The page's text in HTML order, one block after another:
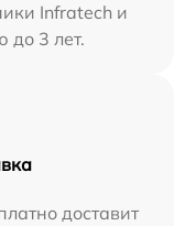
Infratech и
до 3 лет.
доставит